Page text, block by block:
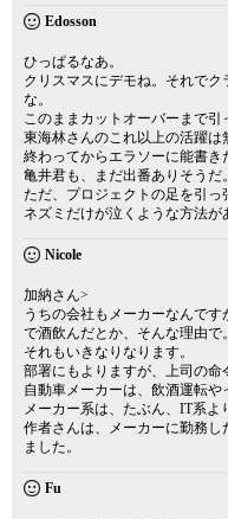
Edosson
ひっぱるなあ。
クリスマスにデモね。それで
な。
このままカットオーバーまで
東海林さんのこれ以上の活躍は
終わってからエラソーに能書き
亀井君も、まだ出番ありそうだ。
ただ、プロジェクトの足を引っ
ネズミだけが泣くような方法が
Nicole
加納さん>
うちの会社もメーカーなんで
で酒飲んだとか、そんな理由で。
それもいきなりなります。
部署にもよりますが、上司の命
自動車メーカーは、飲酒運転や
メーカー系は、たぶん、IT系よ
作者さんは、メーカーに勤務
ました。
Fu